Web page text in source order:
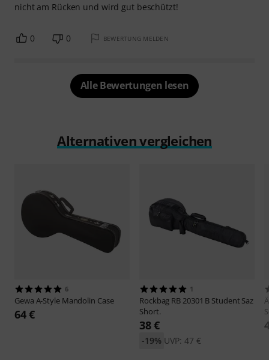
nicht am Rücken und wird gut beschützt!
0 0 BEWERTUNG MELDEN
Alle Bewertungen lesen
Alternativen vergleichen
6
Gewa A-Style Mandolin Case
64 €
1
Rockbag RB 20301 B Student Saz
Short.
38 €
UVP: 47 €
-19%